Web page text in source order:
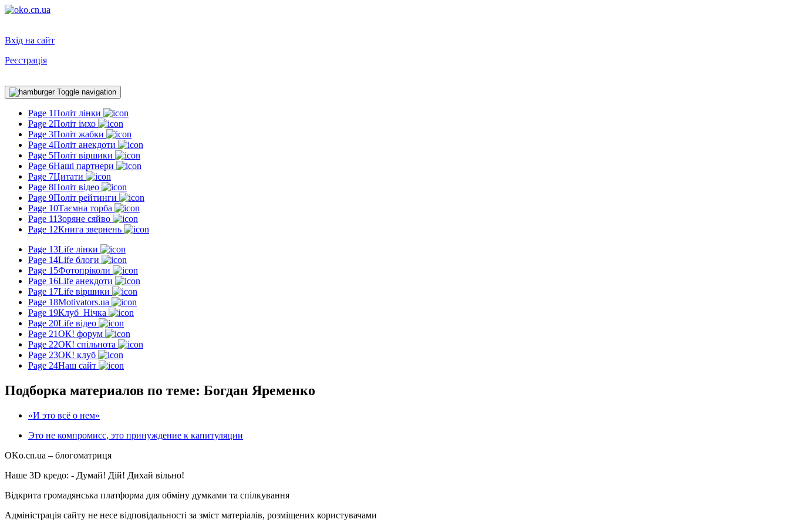
Вхід на сайт
Реєстрація
Toggle navigation
Page 1Політ лінки
Page 2Політ імхо
Page 3Політ жабки
Page 4Політ анекдоти
Page 5Політ віршики
Page 6Наші партнери
Page 7Цитати
Page 8Політ відео
Page 9Політ рейтинги
Page 10Таємна торба
Page 11Зоряне сяйво
Page 12Книга звернень
Page 13Life лінки
Page 14Life блоги
Page 15Фотопріколи
Page 16Life анекдоти
Page 17Life віршики
Page 18Motivators.ua
Page 19Клуб_Нічка
Page 20Life відео
Page 21ОК! форум
Page 22ОК! спільнота
Page 23ОК! клуб
Page 24Наш сайт
Подборка материалов по теме: Богдан Яременко
«И это всё о нем»
Это не компромисс, это принуждение к капитуляции
OKo.cn.ua – блогоматриця
Наше 3D кредо: - Думай! Дій! Дихай вільно!
Відкрита громадянська платформа для обміну думками та спілкування
Адміністрація сайту не несе відповідальності за зміст матеріалів, розміщених користувачами